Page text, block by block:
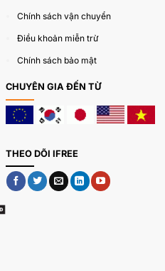
Chính sách vận chuyển
Điều khoản miễn trừ
Chính sách bảo mật
CHUYÊN GIA ĐẾN TỪ
THEO DÕI IFREE